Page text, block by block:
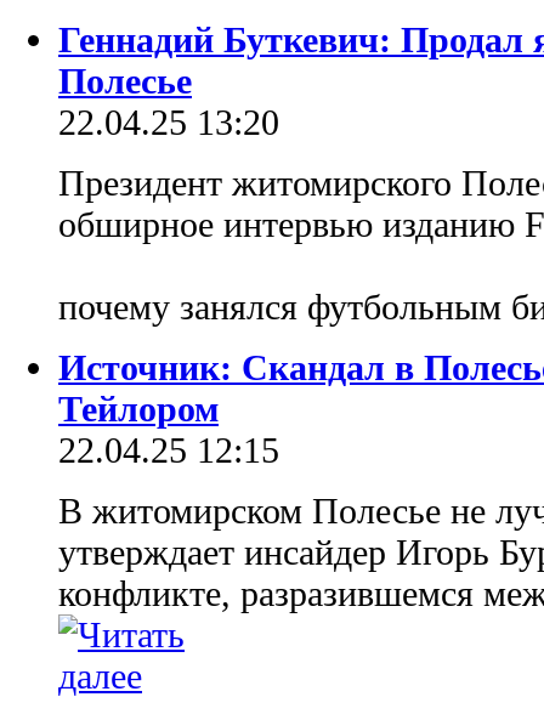
Геннадий Буткевич: Продал
Полесье
22.04.25 13:20
Президент житомирского
обширное интервью изданию
почему занялся футбольным
Источник: Скандал в
Тейлором
22.04.25 12:15
В житомирском Полесье не
утверждает инсайдер Игорь
конфликте, разразившемся